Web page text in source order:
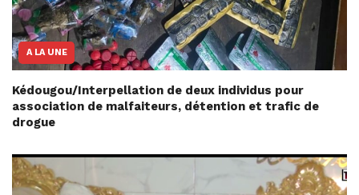
A LA UNE
Kédougou/Interpellation de deux individus pour
association de malfaiteurs, détention et trafic de
drogue